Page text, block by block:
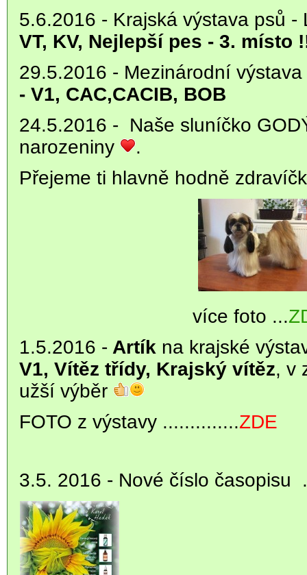
5.6.2016 - Krajská výstava psů
VT, KV, Nejlepší pes - 3. místo
29.5.2016 - Mezinárodní
- V1, CAC,CACIB, BOB
24.5.2016 - Naše sluníčko
narozeniny
.
Přejeme ti hlavně hodně
více foto ...
1.5.2016 - Artík na krajské
V1, Vítěz třídy, Krajský vítěz, v
užší výběr
FOTO z výstavy ..............ZDE
3.5. 2016 - Nové číslo časopisu